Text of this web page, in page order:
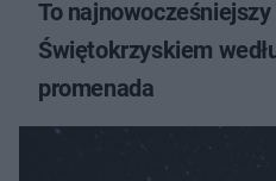
To
Świętokrzyskiem
promenada